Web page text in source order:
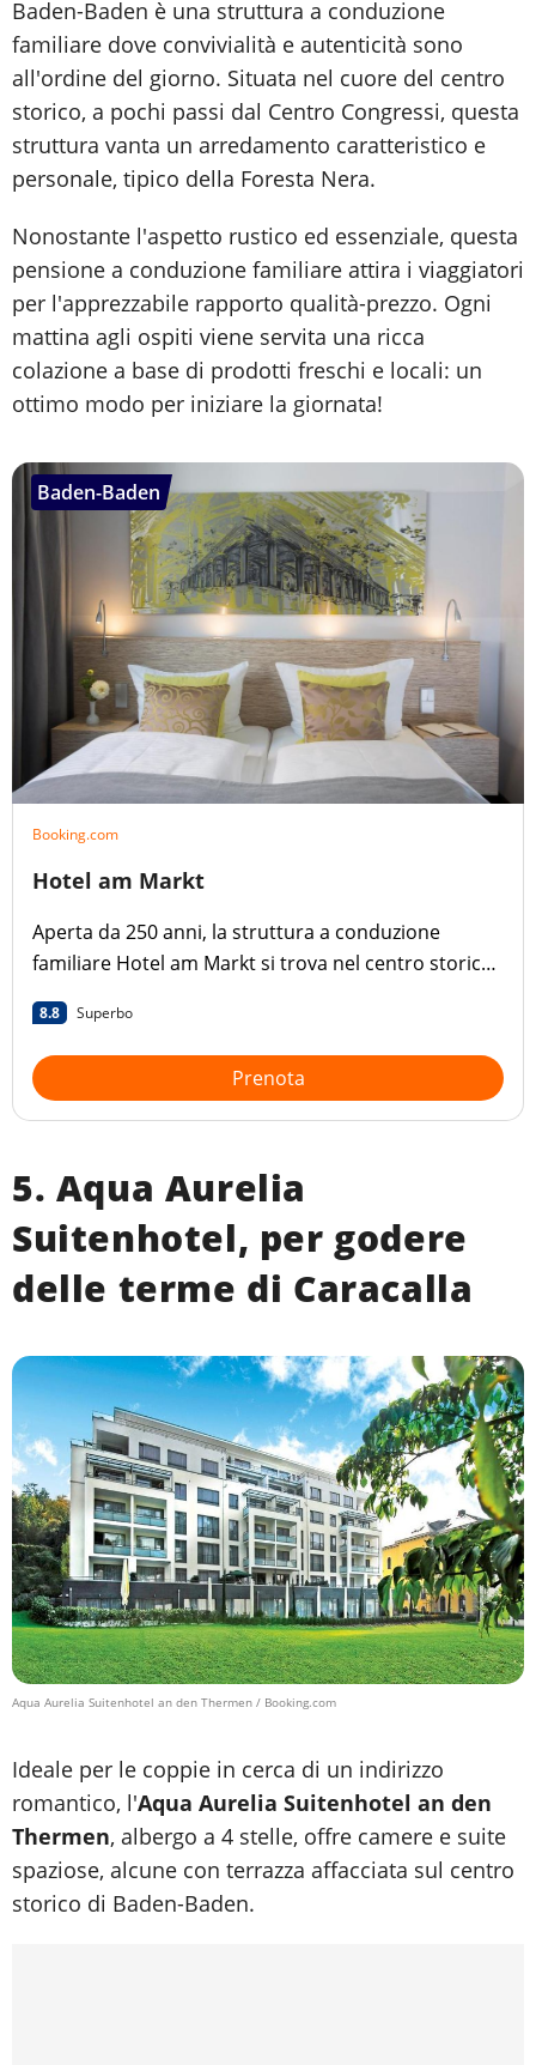
Baden-Baden è una struttura a conduzione
familiare dove convivialità e autenticità sono
all'ordine del giorno. Situata nel cuore del centro
storico, a pochi passi dal Centro Congressi, questa
struttura vanta un arredamento caratteristico e
personale, tipico della Foresta Nera.
Nonostante l'aspetto rustico ed essenziale, questa
pensione a conduzione familiare attira i viaggiatori
per l'apprezzabile rapporto qualità-prezzo. Ogni
mattina agli ospiti viene servita una ricca
colazione a base di prodotti freschi e locali: un
ottimo modo per iniziare la giornata!
Baden-Baden
Booking.com
Hotel am Markt
Aperta da 250 anni, la struttura a conduzione
familiare Hotel am Markt si trova nel centro storico
8.8 Superbo
Prenota
5. Aqua Aurelia
Suitenhotel, per godere
delle terme di Caracalla
Aqua Aurelia Suitenhotel an den Thermen / Booking.com
Ideale per le coppie in cerca di un indirizzo
romantico, l'Aqua Aurelia Suitenhotel an den
Thermen, albergo a 4 stelle, offre camere e suite
spaziose, alcune con terrazza affacciata sul centro
storico di Baden-Baden.